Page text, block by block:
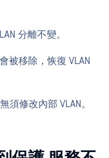
分離不變。
被移除，恢復 VLAN
須修改內部 VLAN。